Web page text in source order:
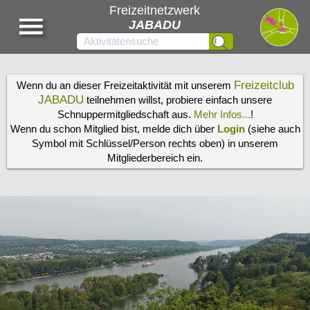
Freizeitnetzwerk
JABADU
Wenn du an dieser Freizeitaktivität mit unserem Freizeitclub
JABADU teilnehmen willst, probiere einfach unsere
Schnuppermitgliedschaft aus. Mehr Infos...!
Wenn du schon Mitglied bist, melde dich über Login(siehe auch
Symbol mit Schlüssel/Person rechts oben) in unserem
Mitgliederbereich ein.